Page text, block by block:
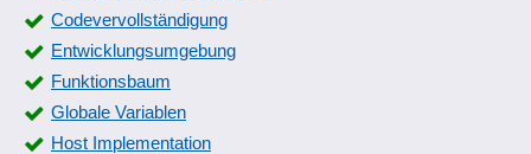
Codevervollständigung
Entwicklungsumgebung
Funktionsbaum
Globale Variablen
Host Implementation